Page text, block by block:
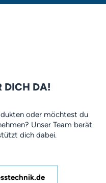
DICH DA!
oder möchtest du
Unser Team berät
dich dabei.